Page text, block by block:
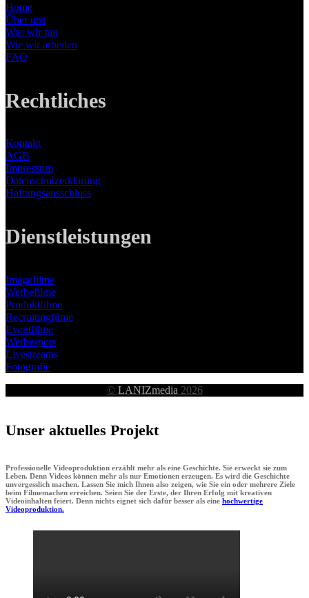
Home
Über uns
Was wir tun
Wie wir arbeiten
FAQ
Rechtliches
Kontakt
AGB
Impressum
Datenschutzerklärung
Haftungsausschluss
Dienstleistungen
Imagefilme
Werbefilme
Produktfilme
Recruitingfilme
Eventfilme
Werbespots
Livestreams
Fotografie
© LANIZmedia 2026
Unser aktuelles Projekt
Professionelle Videoproduktion erzählt mehr als eine Geschichte. Sie erweckt sie zum
Leben. Denn Videos können mehr als nur Emotionen erzeugen. Es wird die Geschichte
unvergesslich machen. Lassen Sie mich Ihnen also zeigen, wie Sie ein oder mehrere Ziele
beim Filmemachen erreichen. Seien Sie der Erste, der Ihren Erfolg mit kreativen
Videoinhalten feiert. Denn nichts eignet sich dafür besser als eine hochwertige
Videoproduktion.